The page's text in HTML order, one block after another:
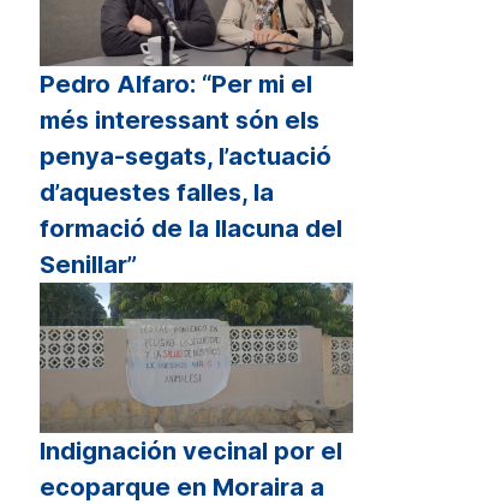
Pedro Alfaro: “Per mi el
més interessant són els
penya-segats, l’actuació
d’aquestes falles, la
formació de la llacuna del
Senillar”
Indignación vecinal por el
ecoparque en Moraira a